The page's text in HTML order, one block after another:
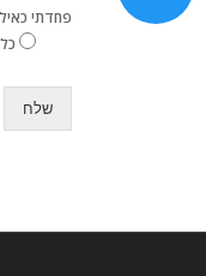
פחדתי
שלח